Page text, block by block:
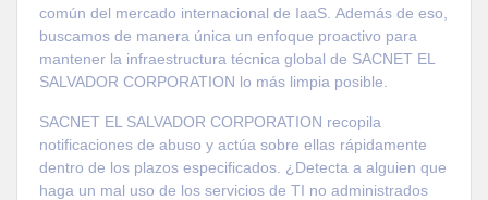
común del mercado internacional de IaaS. Además de eso,
buscamos de manera única un enfoque proactivo para
mantener la infraestructura técnica global de SACNET EL
SALVADOR CORPORATION lo más limpia posible.
SACNET EL SALVADOR CORPORATION recopila
notificaciones de abuso y actúa sobre ellas rápidamente
dentro de los plazos especificados. ¿Detecta a alguien que
haga un mal uso de los servicios de TI no administrados